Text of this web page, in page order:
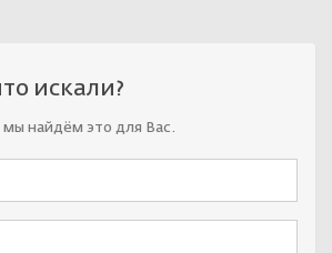
искали?
мы найдём это для Вас.